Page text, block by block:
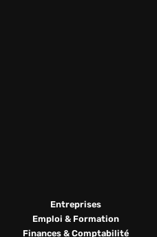
Entreprises
Emploi & Formation
Finances & Comptabilité